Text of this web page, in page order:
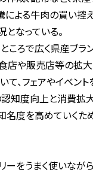
牛肉の買い控えな
っている。
広く県産ブラン
や販売店等の拡大
ェアやイベント
度向上と消費拡大
高めていくため
まく使いながら